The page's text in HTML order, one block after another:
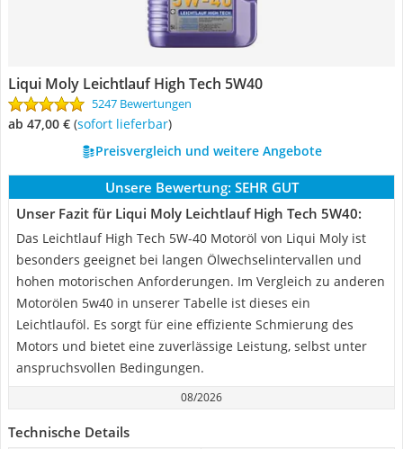
Liqui Moly Leichtlauf High Tech 5W40
5247 Bewertungen
ab 47,00 € ( Sofort lieferbar)
Preisvergleich und weitere Angebote
Unsere Bewertung: SEHR GUT
Unser Fazit für Liqui Moly Leichtlauf High Tech 5W40:
Das Leichtlauf High Tech 5W-40 Motoröl von Liqui Moly ist
besonders geeignet bei langen Ölwechselintervallen und
hohen motorischen Anforderungen. Im Vergleich zu anderen
Motorölen 5w40 in unserer Tabelle ist dieses ein
Leichtlauföl. Es sorgt für eine effiziente Schmierung des
Motors und bietet eine zuverlässige Leistung, selbst unter
anspruchsvollen Bedingungen.
08/2026
Technische Details